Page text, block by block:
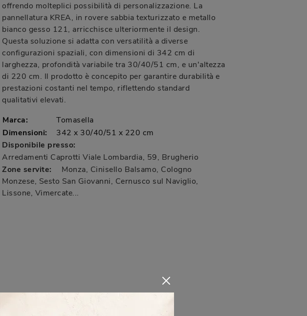
offrendo molteplici possibilità di personalizzazione. La
pannellatura KREA, in rovere sabbia texturizzato e metallo
bianco gesso 121, arricchisce ulteriormente il design.
Questa soluzione si adatta con versatilità a diverse
configurazioni spaziali, con dimensioni di 342 cm di
larghezza, profondità variabile tra 30/40/51 cm, e un'altezza
di 220 cm. Il prodotto è concepito per garantire durabilità e
prestazioni costanti nel tempo, riflettendo standard
qualitativi elevati.
Marca:
Tomasella
Dimensioni:
342 x 30/40/51 x 220 cm
Disponibile presso:
Arredamenti Caprotti Viale Lombardia, 59, Brugherio
Zone servite:
Monza, Cinisello Balsamo, Cologno
Monzese, Sesto San Giovanni, Cernusco sul Naviglio,
Lissone, Vimercate...